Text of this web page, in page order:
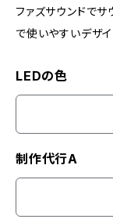
ファズサウンドでサ
で使いやすいデザ
LEDの色
制作代行A